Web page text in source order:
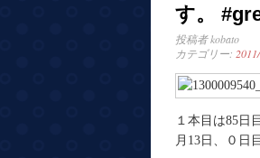
す。
投稿者kobato
カテゴリー:
１本目は85日
月13日、０日